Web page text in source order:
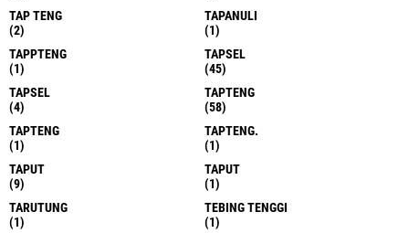
TAP TENG
(2)
TAPANULI
(1)
TAPPTENG
(1)
TAPSEL
(45)
TAPSEL
(4)
TAPTENG
(58)
TAPTENG
(1)
TAPTENG.
(1)
TAPUT
(9)
TAPUT
(1)
TARUTUNG
(1)
TEBING TENGGI
(1)